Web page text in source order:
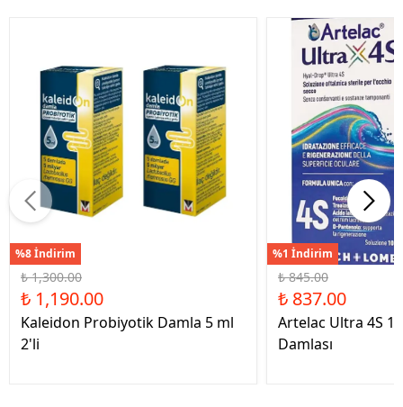
%8 İndirim
₺ 1,300.00
₺ 1,190.00
Kaleidon Probiyotik Damla 5 ml
2'li
%1 İndirim
₺ 845.00
₺ 837.00
Artelac Ultra 4S
Damlası